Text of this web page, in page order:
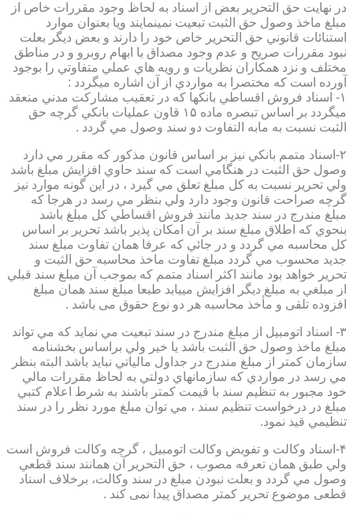
در نهايت حق التحرير بعض از اسناد به لحاظ وجود مقررات خاص از
مبلغ ماخذ وصول حق الثبت تبعيت نمينمايند ويا بعنوان موارد
استنائات قانوني حق التحرير خاص خود را دارند و بعض ديگر بعلت
نبود مقررات صريح و عدم وجود مصداق با ابهام روبرو و در مناطق
مختلف و نزد همكاران نظريات و رويه هاي عملي متفاوتي را بوجود
آورده است كه مختصرا به مواردي از آن اشاره ميگردد :
۱- اسناد فروش اقساطي بانكها كه در تعقيب مشاركت مدني منعقد
ميگردد بر اساس تبصره ماده ۱۵ قاون عمليات بانكي گرچه حق
الثبت نسبت به مابه التفاوت دو سند وصول مي گردد .
۲-اسناد متمم بانكي نيز بر اساس قانون مذكور كه مقرر مي دارد
وصول حق الثبت در هنگامي است كه سند حاوي افزايش مبلغ باشد
ولي تحرير نسبت به كل مبلغ تعلق مي گيرد ، در اين گونه موارد نيز
گرچه صراحت قانون وجود دارد ولي بنظر مي رسد در هرجا كه
مبلغ مندرج در سند جديد مانند فروش اقساطي كل مبلغ باشد
بنحوي كه اطلاق مبلغ سند بر آن امكان پذير باشد تحرير بر اساس
كل محاسبه مي گردد و در جائي كه عرفا همان تفاوت مبلغ سند
جديد محسوب مي گردد مبلغ تفاوت ماخذ محاسبه حق الثبت و
تحرير خواهد بود مانند اكثر اسناد متمم كه بموجب آن مبلغ سند قبلي
از مبلغي به مبلغ ديگر افزايش مييابد طبعا مبلغ سند همان مبلغ
افزوده تلقی و مأخذ محاسبه هر دو نوع حقوق می باشد .
۳- اسناد اتومبيل از مبلغ مندرج در سند تبعيت مي نمايد كه مي تواند
مبلغ ماخذ وصول حق الثبت باشد يا خير ولي براساس بخشنامه
سازمان كمتر از مبلغ مندرج در جداول مالياتي نبايد باشد البته بنظر
مي رسد در مواردي كه سازمانهاي دولتي به لحاظ مقررات مالي
خود مجبور به تنظيم سند با قيمت كمتر باشند به شرط اعلام كتبي
مبلغ در درخواست تنظيم سند ، مي توان مبلغ مورد نظر را در سند
تنظيمي قيد نمود.
۴-اسناد وكالت و تفويض وكالت اتومبيل ، گرچه وكالت فروش است
ولي طبق همان تعرفه مصوب ، حق التحرير آن همانند سند قطعي
وصول مي گردد و بعلت نبودن مبلغ در سند وكالت، برخلاف اسناد
قطعی موضوع تحریر کمتر مصداق پیدا نمی کند .